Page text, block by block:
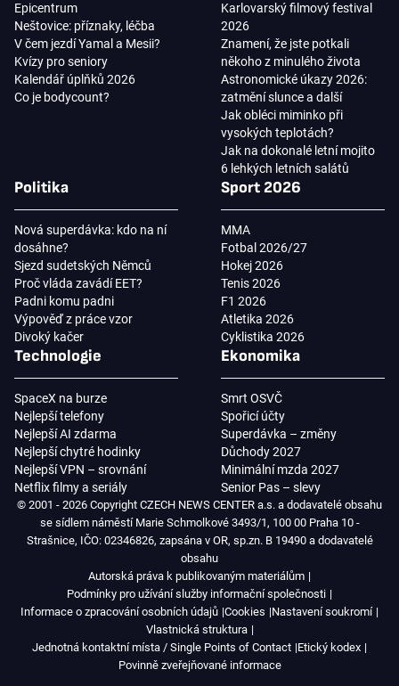
Epicentrum
Neštovice: příznaky, léčba
V čem jezdí Yamal a Mesii?
Kvízy pro seniory
Kalendář úplňků 2026
Co je bodycount?
Karlovarský filmový festival
2026
Znamení, že jste potkali
někoho z minulého života
Astronomické úkazy 2026:
zatmění slunce a další
Jak obléci miminko při
vysokých teplotách?
Jak na dokonalé letní mojito
6 lehkých letních salátů
Politika
Nová superdávka: kdo na ní
dosáhne?
Sjezd sudetských Němců
Proč vláda zavádí EET?
Padni komu padni
Výpověď z práce vzor
Divoký kačer
Sport 2026
MMA
Fotbal 2026/27
Hokej 2026
Tenis 2026
F1 2026
Atletika 2026
Cyklistika 2026
Technologie
SpaceX na burze
Nejlepší telefony
Nejlepší AI zdarma
Nejlepší chytré hodinky
Nejlepší VPN – srovnání
Netflix filmy a seriály
Ekonomika
Smrt OSVČ
Spořicí účty
Superdávka – změny
Důchody 2027
Minimální mzda 2027
Senior Pas – slevy
© 2001 - 2026 Copyright CZECH NEWS CENTER a.s. a dodavatelé obsahu
se sídlem náměstí Marie Schmolkové 3493/1, 100 00 Praha 10 -
Strašnice, IČO: 02346826, zapsána v OR, sp.zn. B 19490 a dodavatelé
obsahu
Autorská práva k publikovaným materiálům
Podmínky pro užívání služby informační společnosti
Informace o zpracování osobních údajů Cookies Nastavení soukromí
Vlastnická struktura
Jednotná kontaktní místa / Single Points of Contact Etický kodex
Povinně zveřejňované informace